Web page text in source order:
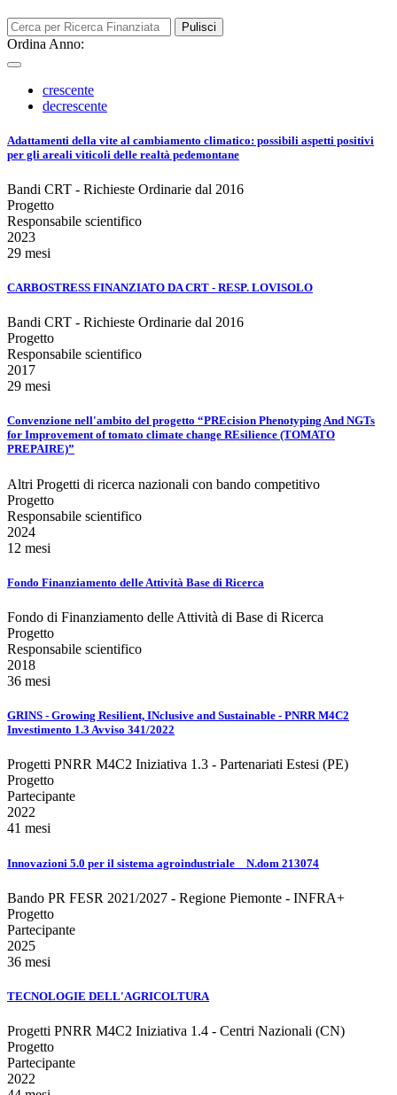
Pulisci
Ordina Anno:
crescente
decrescente
Adattamenti della vite al cambiamento climatico: possibili aspetti positivi
per gli areali viticoli delle realtà pedemontane
Bandi CRT - Richieste Ordinarie dal 2016
Progetto
Responsabile scientifico
2023
29 mesi
CARBOSTRESS FINANZIATO DA CRT - RESP. LOVISOLO
Bandi CRT - Richieste Ordinarie dal 2016
Progetto
Responsabile scientifico
2017
29 mesi
Convenzione nell'ambito del progetto “PREcision Phenotyping And NGTs
for Improvement of tomato climate change REsilience (TOMATO
PREPAIRE)”
Altri Progetti di ricerca nazionali con bando competitivo
Progetto
Responsabile scientifico
2024
12 mesi
Fondo Finanziamento delle Attività Base di Ricerca
Fondo di Finanziamento delle Attività di Base di Ricerca
Progetto
Responsabile scientifico
2018
36 mesi
GRINS - Growing Resilient, INclusive and Sustainable - PNRR M4C2
Investimento 1.3 Avviso 341/2022
Progetti PNRR M4C2 Iniziativa 1.3 - Partenariati Estesi (PE)
Progetto
Partecipante
2022
41 mesi
Innovazioni 5.0 per il sistema agroindustriale _ N.dom 213074
Bando PR FESR 2021/2027 - Regione Piemonte - INFRA+
Progetto
Partecipante
2025
36 mesi
TECNOLOGIE DELL'AGRICOLTURA
Progetti PNRR M4C2 Iniziativa 1.4 - Centri Nazionali (CN)
Progetto
Partecipante
2022